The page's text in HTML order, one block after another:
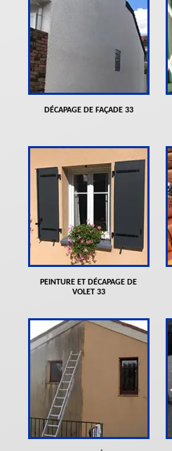
DÉCAPAGE DE FAÇADE 33
PEINTURE ET DÉCAPAGE DE
VOLET 33